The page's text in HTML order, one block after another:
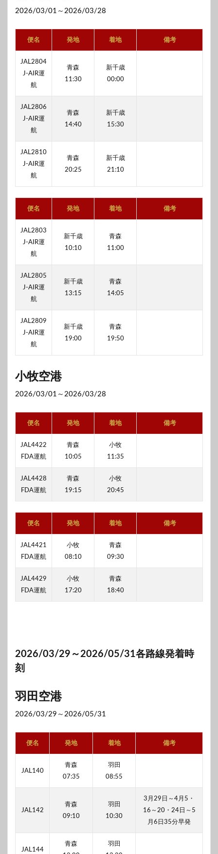
2026/03/01～2026/03/28
便名 発地 着地 備考
JAL2804
J-AIR運
航
青森
11:30
新千歳
00:00
JAL2806
J-AIR運
航
青森
14:40
新千歳
15:30
JAL2810
J-AIR運
航
青森
20:25
新千歳
21:10
便名 発地 着地 備考
JAL2803
J-AIR運
航
新千歳
10:10
青森
11:00
JAL2805
J-AIR運
航
新千歳
13:15
青森
14:05
JAL2809
J-AIR運
航
新千歳
19:00
青森
19:50
小牧空港
2026/03/01～2026/03/28
便名 発地 着地 備考
JAL4422
FDA運航
青森
10:05
小牧
11:35
JAL4428
FDA運航
青森
19:15
小牧
20:45
便名 発地 着地 備考
JAL4421
FDA運航
小牧
08:10
青森
09:30
JAL4429
FDA運航
小牧
17:20
青森
18:40
2026/03/29～2026/05/31各路線発着時
刻
羽田空港
2026/03/29～2026/05/31
便名 発地 着地 備考
JAL140
青森
07:35
羽田
08:55
JAL142
青森
09:10
羽田
10:30
3月29日～4月5・
16～20・24日～5
月6日35分早発
JAL144
青森
羽田